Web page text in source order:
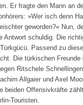
Er fragte den Mann an
»Wer isch denn
geworden?« Nun,
Antwort schuldig. Die
Passend zu
Die türkischen Freunde
Ritschele
Allgaier und Axel
beiden Offensivkräfte
Touristen.